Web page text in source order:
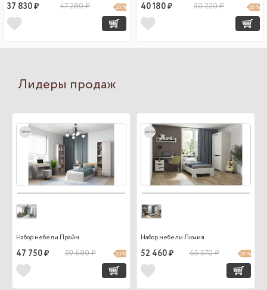
37 830 ₽ 47 280 ₽ 20 % 40 180 ₽ 50 220 ₽ 20 %
Лидеры продаж
new
Набор мебели Прайм
47 750 ₽ 59 680 ₽ 20 %
wow
Набор мебели Лючия
52 460 ₽ 65 570 ₽ 20 %